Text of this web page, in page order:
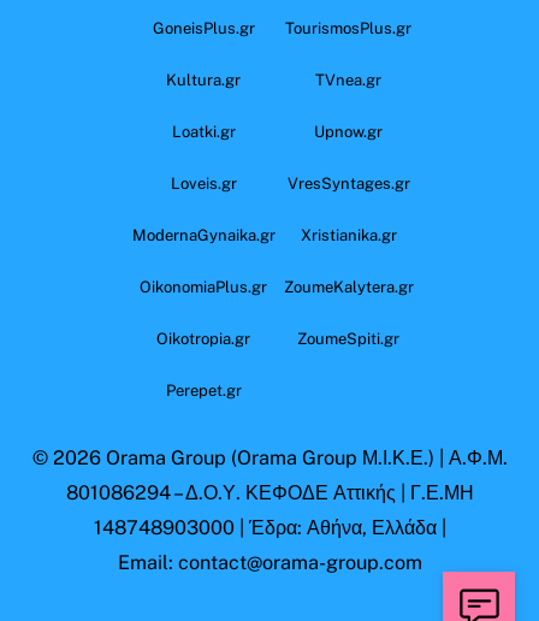
GoneisPlus.gr TourismosPlus.gr
Kultura.gr TVnea.gr
Loatki.gr Upnow.gr
Loveis.gr VresSyntages.gr
ModernaGynaika.gr Xristianika.gr
OikonomiaPlus.gr ZoumeKalytera.gr
Oikotropia.gr ZoumeSpiti.gr
Perepet.gr
© 2026 Orama Group (Orama Group Μ.Ι.Κ.Ε.) | Α.Φ.Μ.
801086294 – Δ.Ο.Υ. ΚΕΦΟΔΕ Αττικής | Γ.Ε.ΜΗ
148748903000 | Έδρα: Αθήνα, Ελλάδα |
Email: contact@orama-group.com